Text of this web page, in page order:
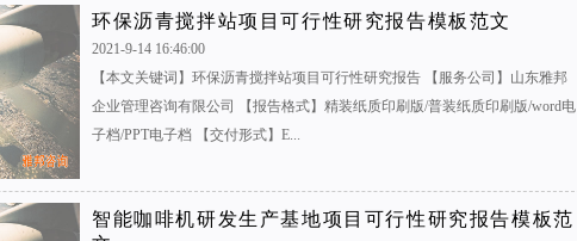
环保沥青搅拌站项目可行性研究报告模板范文
2021-9-14 16:46:00
【本文关键词】环保沥青搅拌站项目可行性研究报告 【服务公司】山东雅邦
企业管理咨询有限公司 【报告格式】精装纸质印刷版/普装纸质印刷版/word电
子档/PPT电子档 【交付形式】E...
智能咖啡机研发生产基地项目可行性研究报告模板范